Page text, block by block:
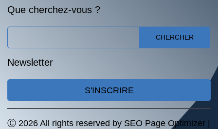
Que cherchez-vous ?
CHERCHER
Newsletter
S'INSCRIRE
Ⓒ 2026 All rights reserved by SEO Page Optimizer |